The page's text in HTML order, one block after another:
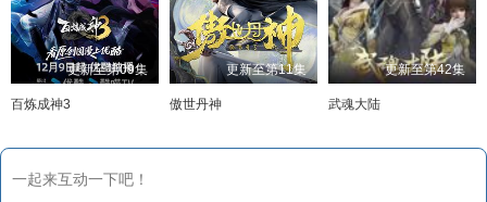
更新至第09集
百炼成神3
更新至第11集
傲世丹神
更新至第42集
武魂大陆